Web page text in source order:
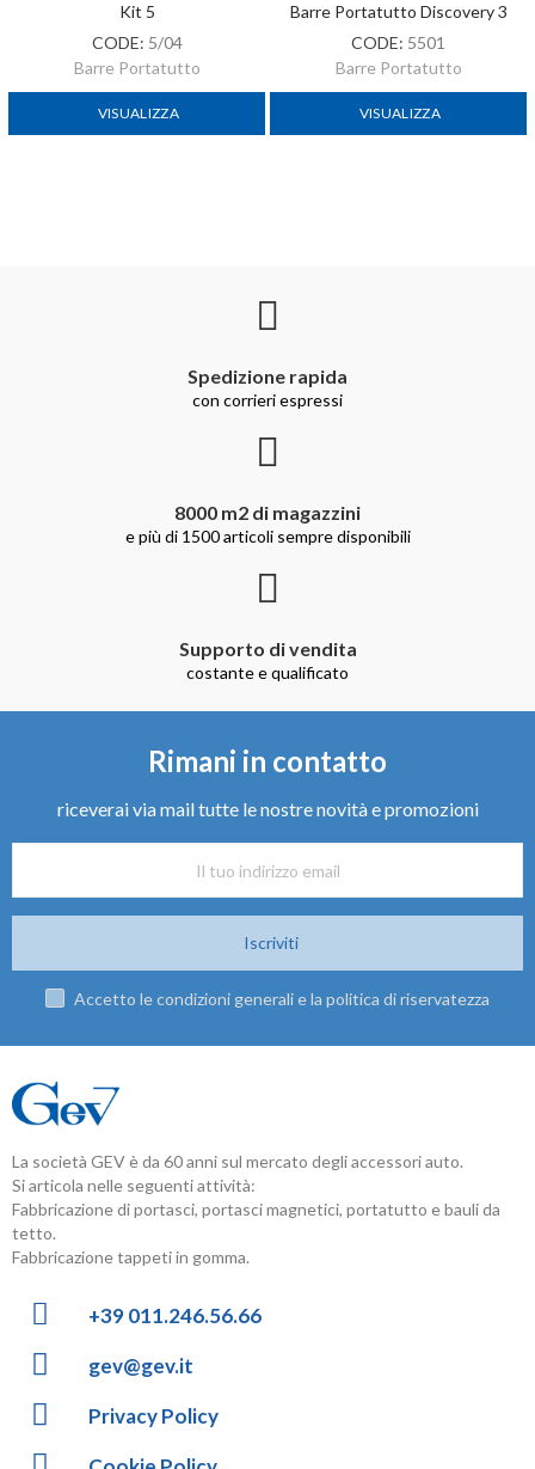
Kit 5
CODE: 5/04
Barre Portatutto
VISUALIZZA
Barre Portatutto Discovery 3
CODE: 5501
Barre Portatutto
VISUALIZZA
Spedizione rapida
con corrieri espressi
8000 m2 di magazzini
e più di 1500 articoli sempre disponibili
Supporto di vendita
costante e qualificato
Rimani in contatto
riceverai via mail tutte le nostre novità e promozioni
Iscriviti
Accetto le condizioni generali e la politica di riservatezza
La società GEV è da 60 anni sul mercato degli accessori auto.
Si articola nelle seguenti attività:
Fabbricazione di portasci, portasci magnetici, portatutto e bauli da
tetto.
Fabbricazione tappeti in gomma.
+39 011.246.56.66
gev@gev.it
Privacy Policy